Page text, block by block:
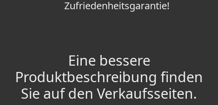
Zufriedenheitsgarantie!
Eine bessere
Produktbeschreibung finden
Sie auf den Verkaufsseiten.